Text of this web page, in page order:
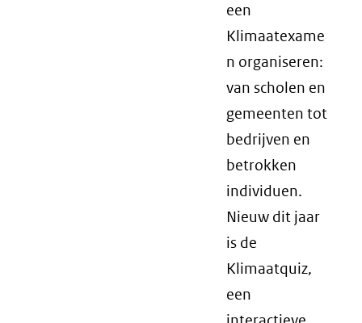
een
Klimaatexame
n organiseren:
van scholen en
gemeenten tot
bedrijven en
betrokken
individuen.
Nieuw dit jaar
is de
Klimaatquiz,
een